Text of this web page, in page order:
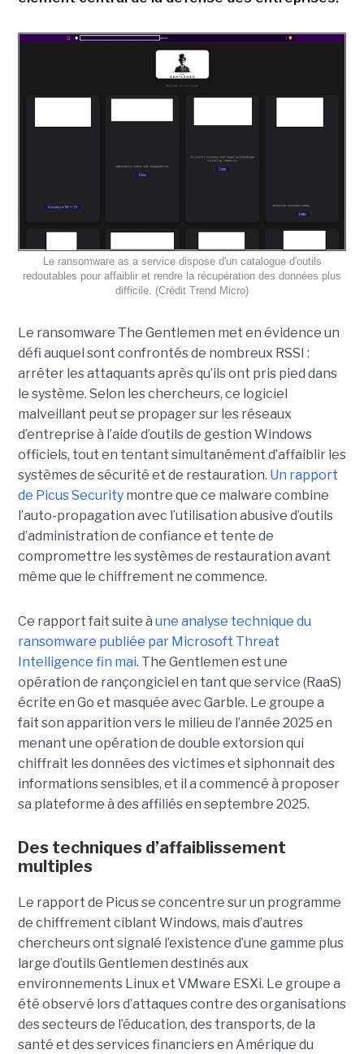
Le ransomware as a service dispose d'un catalogue d'outils
redoutables pour affaiblir et rendre la récupération des données plus
difficile. (Crédit Trend Micro)
Le ransomware The Gentlemen met en évidence un
défi auquel sont confrontés de nombreux RSSI :
arrêter les attaquants après qu’ils ont pris pied dans
le système. Selon les chercheurs, ce logiciel
malveillant peut se propager sur les réseaux
d’entreprise à l’aide d’outils de gestion Windows
officiels, tout en tentant simultanément d’affaiblir les
systèmes de sécurité et de restauration. Un rapport
de Picus Securitymontre que ce malware combine
l’auto-propagation avec l’utilisation abusive d’outils
d’administration de confiance et tente de
compromettre les systèmes de restauration avant
même que le chiffrement ne commence.
Ce rapport fait suite à une analyse technique du
ransomware publiée par Microsoft Threat
Intelligence fin mai. The Gentlemen est une
opération de rançongiciel en tant que service (RaaS)
écrite en Go et masquée avec Garble. Le groupe a
fait son apparition vers le milieu de l’année 2025 en
menant une opération de double extorsion qui
chiffrait les données des victimes et siphonnait des
informations sensibles, et il a commencé à proposer
sa plateforme à des affiliés en septembre 2025.
Des techniques d’affaiblissement
multiples
Le rapport de Picus se concentre sur un programme
de chiffrement ciblant Windows, mais d’autres
chercheurs ont signalé l’existence d’une gamme plus
large d’outils Gentlemen destinés aux
environnements Linux et VMware ESXi. Le groupe a
été observé lors d’attaques contre des organisations
des secteurs de l’éducation, des transports, de la
santé et des services financiers en Amérique du